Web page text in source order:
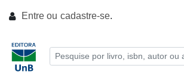
Entre ou cadastre-se.